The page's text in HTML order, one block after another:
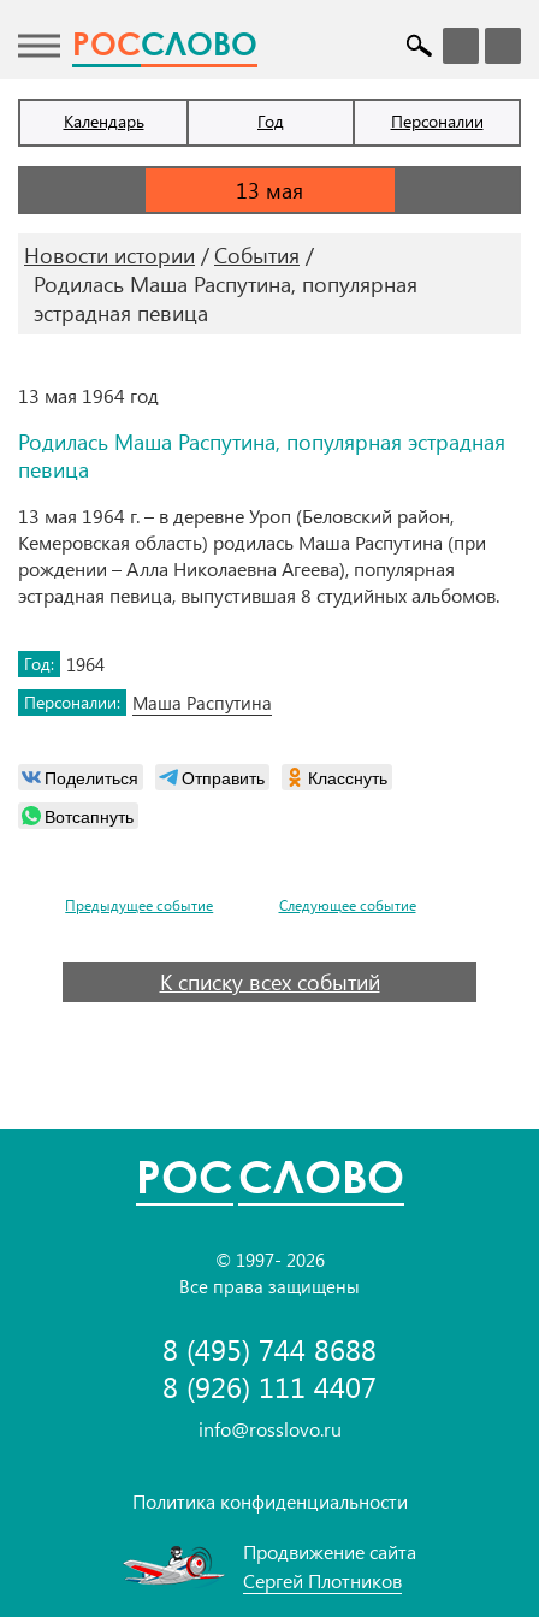
POCСЛОВО
Календарь Год Персоналии
Новости истории
События
Родилась Маша Распутина, популярная
эстрадная певица
13 мая 1964 год
Родилась Маша Распутина, популярная эстрадная
певица
13 мая 1964 г. – в деревне Уроп (Беловский район,
Кемеровская область) родилась Маша Распутина (при
рождении – Алла Николаевна Агеева), популярная
эстрадная певица, выпустившая 8 студийных альбомов.
Год: 1964
Персоналии: Маша Распутина
Поделиться Отправить
Класснуть
Вотсапнуть
Предыдущее событие Следующее событие
К списку всех событий
POCСЛОВО
© 1997- 2026
Все права защищены
8 (495) 744 8688
8 (926) 111 4407
info@rosslovo.ru
Политика конфиденциальности
Продвижение сайта
Сергей Плотников